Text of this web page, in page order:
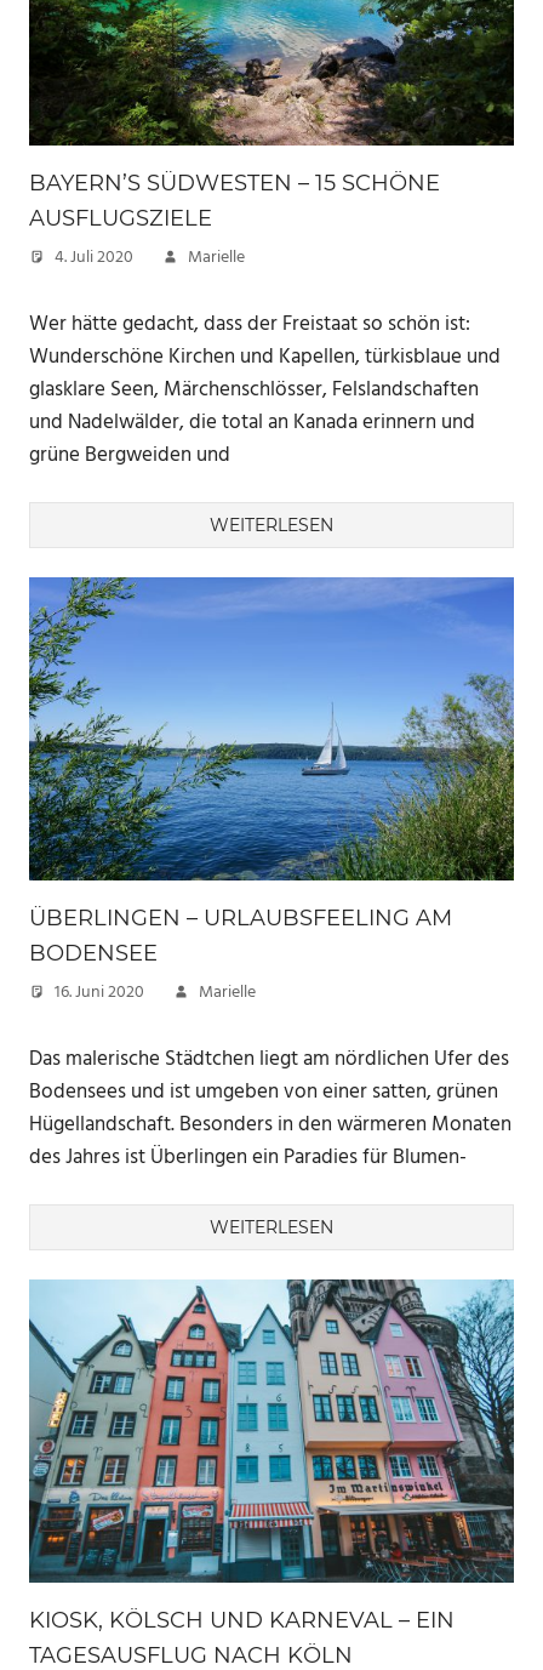
BAYERN’S SÜDWESTEN – 15 SCHÖNE
AUSFLUGSZIELE
4. Juli 2020 Marielle
Wer hätte gedacht, dass der Freistaat so schön ist:
Wunderschöne Kirchen und Kapellen, türkisblaue und
glasklare Seen, Märchenschlösser, Felslandschaften
und Nadelwälder, die total an Kanada erinnern und
grüne Bergweiden und
WEITERLESEN
ÜBERLINGEN – URLAUBSFEELING AM
BODENSEE
16. Juni 2020 Marielle
Das malerische Städtchen liegt am nördlichen Ufer des
Bodensees und ist umgeben von einer satten, grünen
Hügellandschaft. Besonders in den wärmeren Monaten
des Jahres ist Überlingen ein Paradies für Blumen-
WEITERLESEN
KIOSK, KÖLSCH UND KARNEVAL – EIN
TAGESAUSFLUG NACH KÖLN